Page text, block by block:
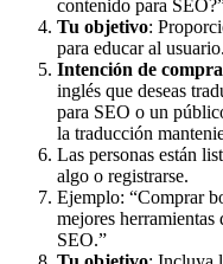
contenido para
Tu objetivo:
para educar al usuario.
Intención de compra
inglés que deseas
para SEO o un
la traducción
Las personas están
algo o registrarse.
Ejemplo: “Comprar
mejores
SEO.”